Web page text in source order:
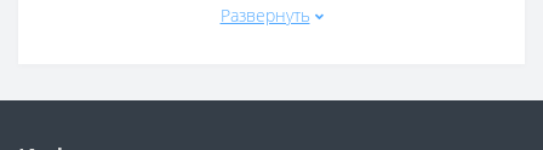
воздушного и жидкостного охлаждения, вентиляторы и
Развернуть